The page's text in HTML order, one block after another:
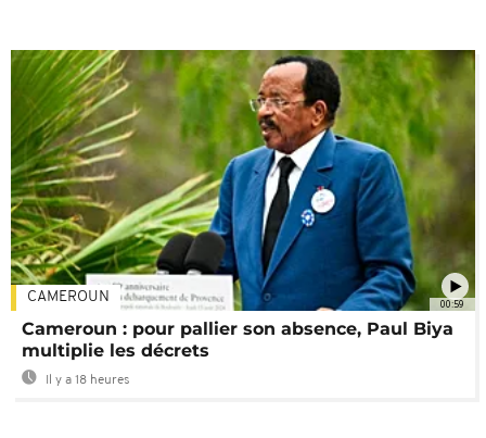
00:59
CAMEROUN
Cameroun : pour pallier son absence, Paul Biya
multiplie les décrets
Il y a 18 heures